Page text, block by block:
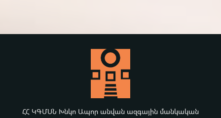
ՀՀ ԿԳՄՍՆ Խնկո Ապոր անվան ազգային մանկական